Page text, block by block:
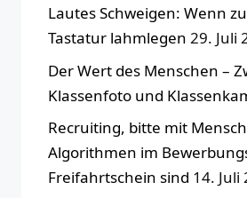
Lautes Schweigen: Wenn
Tastatur lahmlegen 29. Juli
Der Wert des Menschen –
Klassenfoto und
Recruiting, bitte mit
Algorithmen im
Freifahrtschein sind 14. Juli